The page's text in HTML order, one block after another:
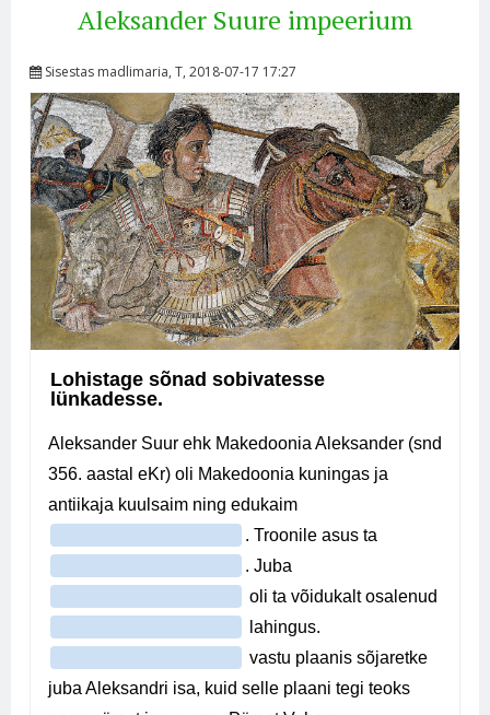
Aleksander Suure impeerium
Sisestas madlimaria, T, 2018-07-17 17:27